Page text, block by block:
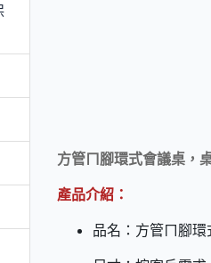
方管ㄇ腳環式會議桌，
產品介紹：
品名：方管ㄇ腳環